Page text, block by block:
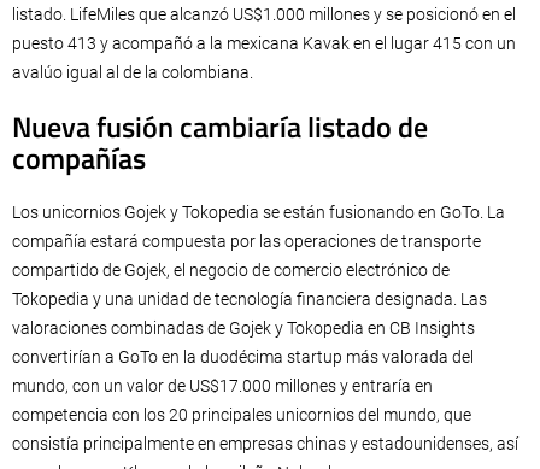
listado. LifeMiles que alcanzó US$1.000 millones y se posicionó en el
puesto 413 y acompañó a la mexicana Kavak en el lugar 415 con un
avalúo igual al de la colombiana.
Nueva fusión cambiaría listado de
compañías
Los unicornios Gojek y Tokopedia se están fusionando en GoTo. La
compañía estará compuesta por las operaciones de transporte
compartido de Gojek, el negocio de comercio electrónico de
Tokopedia y una unidad de tecnología financiera designada. Las
valoraciones combinadas de Gojek y Tokopedia en CB Insights
convertirían a GoTo en la duodécima startup más valorada del
mundo, con un valor de US$17.000 millones y entraría en
competencia con los 20 principales unicornios del mundo, que
consistía principalmente en empresas chinas y estadounidenses, así